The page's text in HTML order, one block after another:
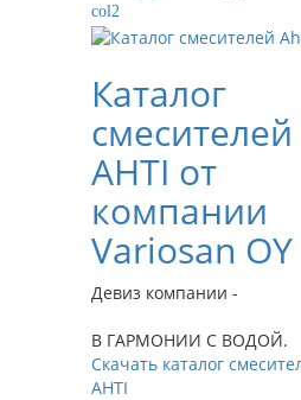
col2
Каталог
смесителей
AHTI от
компании
Variosan OY
Девиз компании -
В ГАРМОНИИ С ВОДОЙ.
Скачать каталог
AHTI